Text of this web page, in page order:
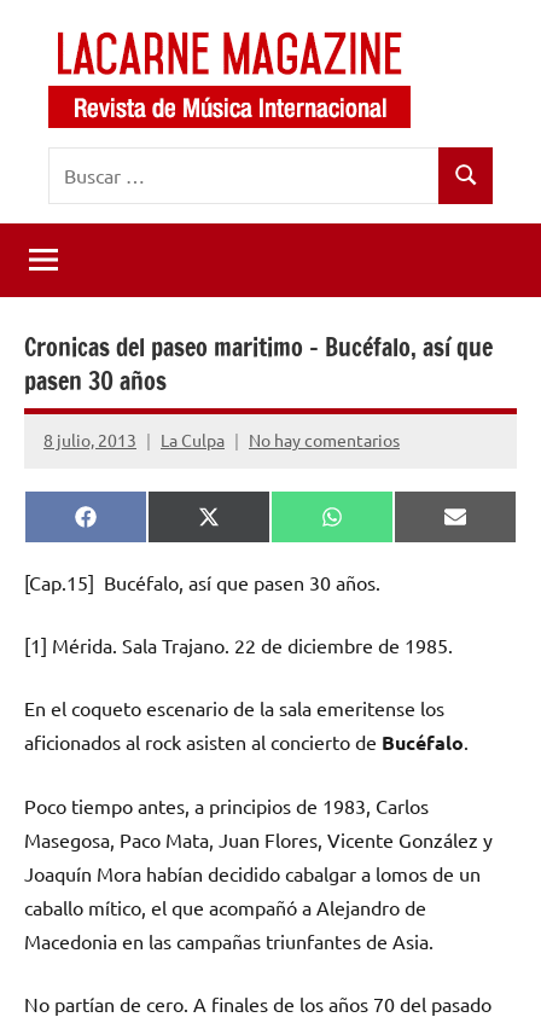
contenido
LaCarne
Magazine
de
música
internacional
Buscar
Cronicas del paseo maritimo – Bucéfalo, así que
pasen 30 años
8 julio, 2013 La Culpa No hay comentarios
Compartir
en
Facebook
Compartir
en
X
(Twitter)
Compartir
en
WhatsApp
en
Email
[Cap.15] Bucéfalo, así que pasen 30 años.
[1] Mérida. Sala Trajano. 22 de diciembre de 1985.
En el coqueto escenario de la sala emeritense los
aficionados al rock asisten al concierto de Bucéfalo
Poco tiempo antes, a principios de 1983, Carlos
Masegosa, Paco Mata, Juan Flores, Vicente González y
Joaquín Mora habían decidido cabalgar a lomos de un
caballo mítico, el que acompañó a Alejandro de
Macedonia en las campañas triunfantes de Asia.
No partían de cero. A finales de los años 70 del pasado